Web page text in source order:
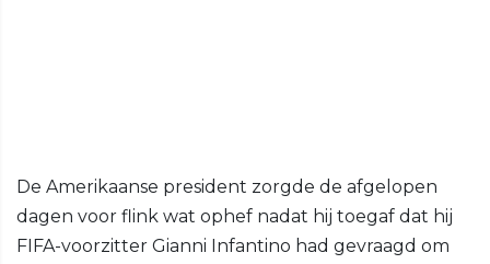
De Amerikaanse president zorgde de afgelopen
dagen voor flink wat ophef nadat hij toegaf dat hij
FIFA-voorzitter Gianni Infantino had gevraagd om